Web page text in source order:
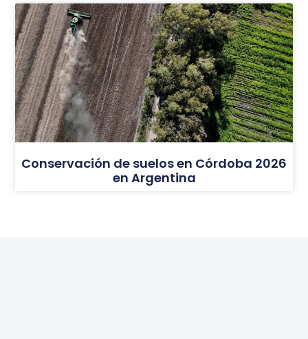
Conservación de suelos en Córdoba 2026
en Argentina